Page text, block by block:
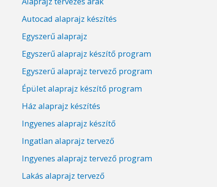
Autocad alaprajz készítés
Egyszerű alaprajz
Egyszerű alaprajz készítő program
Egyszerű alaprajz tervező program
Épület alaprajz készítő program
Ház alaprajz készítés
Ingyenes alaprajz készítő
Ingatlan alaprajz tervező
Ingyenes alaprajz tervező program
Lakás alaprajz tervező